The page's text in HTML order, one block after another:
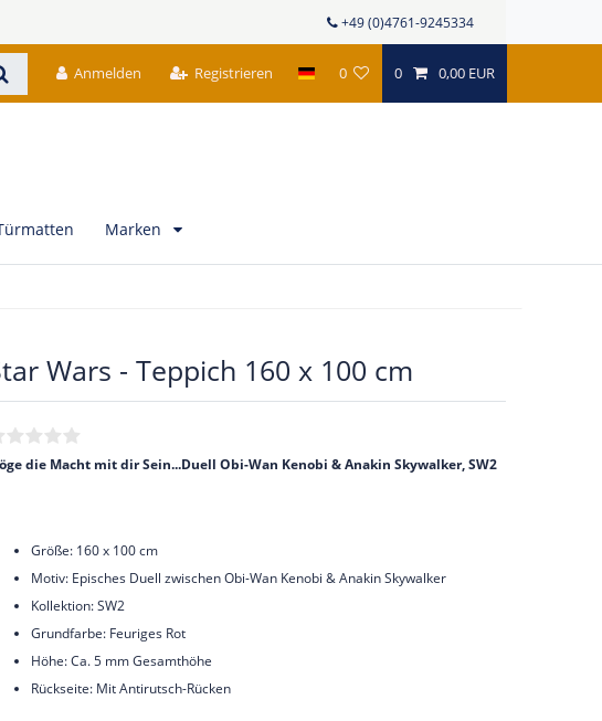
+49 (0)4761-9245334
Anmelden Registrieren 0 0 0,00 EUR
Marken
Wars - Teppich 160 x 100 cm
die Macht mit dir Sein...Duell Obi-Wan Kenobi & Anakin Skywalker, SW2
Größe: 160 x 100 cm
Motiv: Episches Duell zwischen Obi-Wan Kenobi & Anakin Skywalker
Kollektion: SW2
Grundfarbe: Feuriges Rot
Höhe: Ca. 5 mm Gesamthöhe
Rückseite: Mit Antirutsch-Rücken